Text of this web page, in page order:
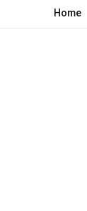
Home